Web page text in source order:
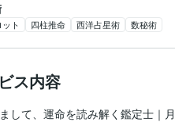
ト 四柱推命 西洋占星術 数秘術
ス内容
して、運命を読み解く鑑定士｜